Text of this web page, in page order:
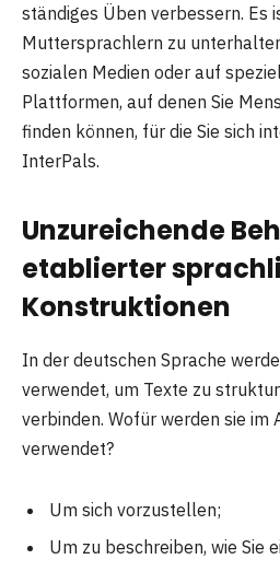
ständiges Üben verbessern. Es
Muttersprachlern zu
sozialen Medien oder auf
Plattformen, auf denen Sie
finden können, für die Sie sich
InterPals.
Unzureichende
etablierter
Konstruktionen
In der deutschen Sprache
verwendet, um Texte zu
verbinden. Wofür werden sie im
verwendet?
Um sich vorzustellen;
Um zu beschreiben, wie Sie